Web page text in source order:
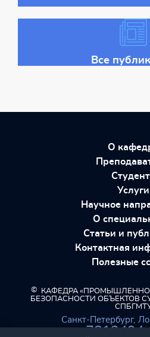
Все
О
Услуги
Научное
О
Статьи и
Контактная
Полезные
©
КАФЕДРА
БЕЗОПАСНОСТИ ОБЪЕКТОВ
Санкт-Петербург,